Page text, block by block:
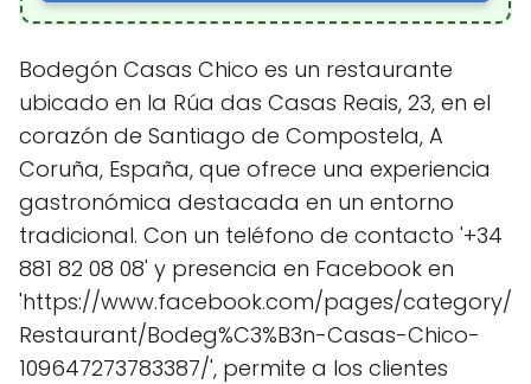
Bodegón Casas Chico es un restaurante
ubicado en la Rúa das Casas Reais, 23, en el
corazón de Santiago de Compostela, A
Coruña, España, que ofrece una experiencia
gastronómica destacada en un entorno
tradicional. Con un teléfono de contacto '+34
881 82 08 08' y presencia en Facebook en
'https://www.facebook.com/pages/category/
Restaurant/Bodeg%C3%B3n-Casas-Chico-
109647273783387/', permite a los clientes